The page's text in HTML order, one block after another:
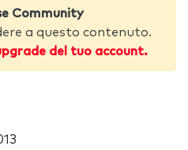
Community
a questo contenuto.
del tuo account.